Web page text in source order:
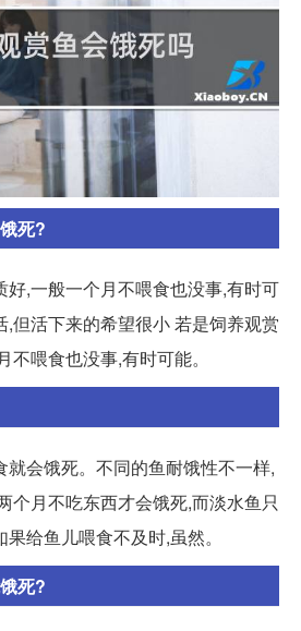
死?
好,一般一个月不喂食也没事,有时可
但活下来的希望很小 若是饲养观赏
喂食也没事,有时可能。
会饿死。不同的鱼耐饿性不一样,
个月不吃东西才会饿死,而淡水鱼只
给鱼儿喂食不及时,虽然。
死?